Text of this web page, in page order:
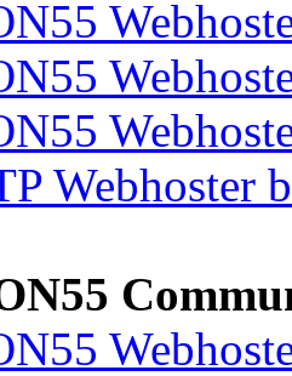
Webhoster